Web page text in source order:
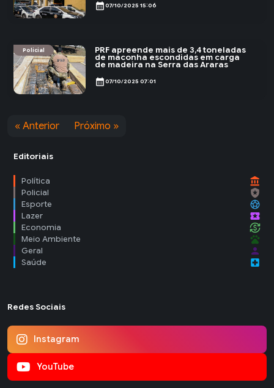
calendar_month07/10/2025 15:06
Policial PRF apreende mais de 3,4 toneladas
de maconha escondidas em carga
de madeira na Serra das Araras
calendar_month07/10/2025 07:01
« Anterior Próximo »
Editoriais
Política account_balance
Policial local_police
Esporte sports_soccer
Lazer local_activity
Economia currency_exchange
Meio Ambiente pets
Geral person
Saúde local_hospital
Redes Sociais
Instagram
YouTube